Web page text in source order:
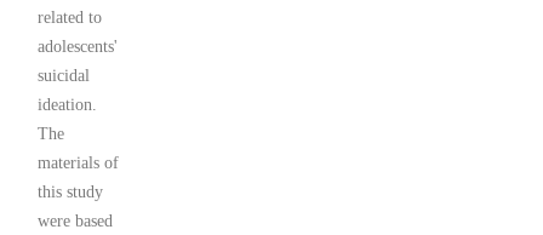
related to
adolescents'
suicidal
ideation.
The
materials of
this study
were based